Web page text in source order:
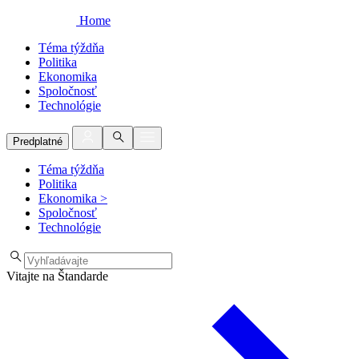
Home
Téma týždňa
Politika
Ekonomika
Spoločnosť
Technológie
Predplatné
Téma týždňa
Politika
Ekonomika >
Spoločnosť
Technológie
Vitajte na Štandarde